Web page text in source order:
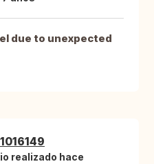
due to unexpected
realizado hace